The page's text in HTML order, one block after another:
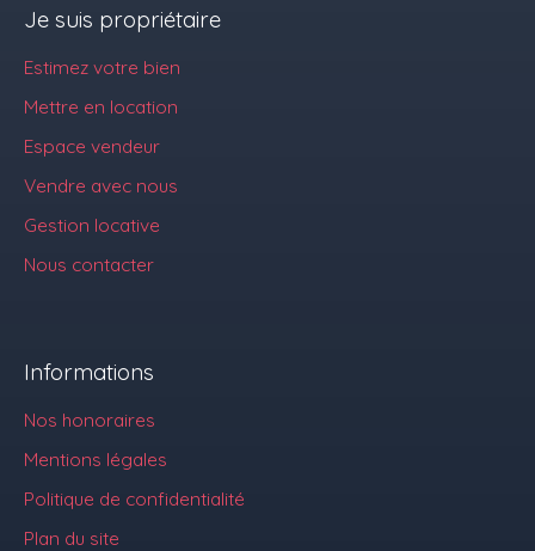
Je suis propriétaire
Estimez votre bien
Mettre en location
Espace vendeur
Vendre avec nous
Gestion locative
Nous contacter
Informations
Nos honoraires
Mentions légales
Politique de confidentialité
Plan du site